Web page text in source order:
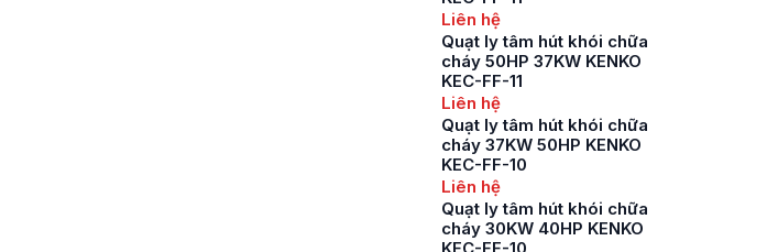
Liên hệ
Quạt ly tâm hút khói chữa
cháy 50HP 37KW KENKO
KEC-FF-11
Liên hệ
Quạt ly tâm hút khói chữa
cháy 37KW 50HP KENKO
KEC-FF-10
Liên hệ
Quạt ly tâm hút khói chữa
cháy 30KW 40HP KENKO